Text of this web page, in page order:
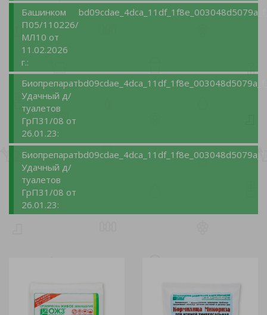
Башинком
П05/110226/
МЛ10 от
11.02.2026
г.:
Биопрепарат
Удачный д/
туалетов
ГрП31/08 от
26.01.23:
Биопрепарат
Удачный д/
туалетов
ГрП31/08 от
26.01.23: